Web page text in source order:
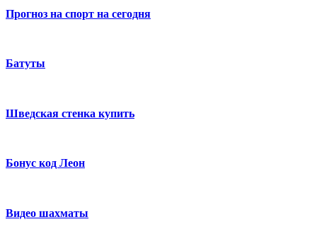
Прогноз на спорт на сегодня
Батуты
Шведская стенка купить
Бонус код Леон
Видео шахматы